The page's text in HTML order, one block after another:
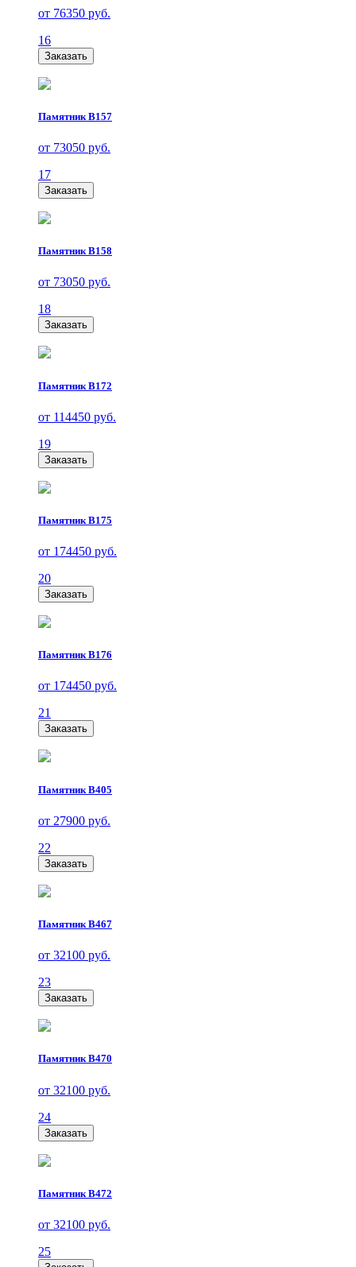
от 76350 руб.
16
Заказать
Памятник В157
от 73050 руб.
17
Заказать
Памятник В158
от 73050 руб.
18
Заказать
Памятник В172
от 114450 руб.
19
Заказать
Памятник В175
от 174450 руб.
20
Заказать
Памятник В176
от 174450 руб.
21
Заказать
Памятник В405
от 27900 руб.
22
Заказать
Памятник В467
от 32100 руб.
23
Заказать
Памятник В470
от 32100 руб.
24
Заказать
Памятник В472
от 32100 руб.
25